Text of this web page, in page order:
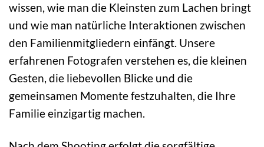
wissen, wie man die Kleinsten zum Lachen bringt
und wie man natürliche Interaktionen zwischen
den Familienmitgliedern einfängt. Unsere
erfahrenen Fotografen verstehen es, die kleinen
Gesten, die liebevollen Blicke und die
gemeinsamen Momente festzuhalten, die Ihre
Familie einzigartig machen.